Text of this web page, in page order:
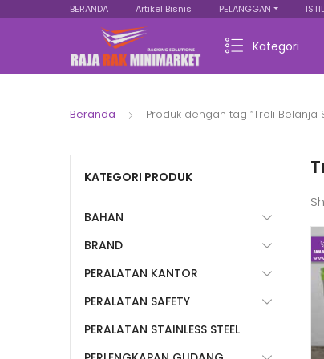
BERANDA Artikel Bisnis PELANGGAN
Kategori
Beranda Produk dengan tag “Troli
KATEGORI PRODUK
BAHAN
BRAND
PERALATAN KANTOR
PERALATAN SAFETY
PERALATAN STAINLESS STEEL